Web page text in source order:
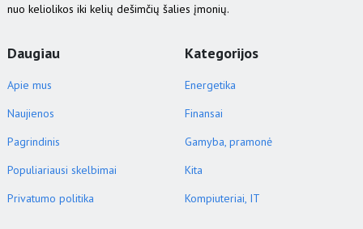
nuo keliolikos iki kelių dešimčių šalies įmonių.
Daugiau
Apie mus
Naujienos
Pagrindinis
Populiariausi skelbimai
Privatumo politika
Kategorijos
Energetika
Finansai
Gamyba, pramonė
Kita
Kompiuteriai, IT